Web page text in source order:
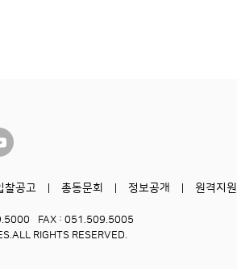
찰공고 총동문회 정보공개 원격지원
FAX : 051.509.5005
ALL RIGHTS RESERVED.